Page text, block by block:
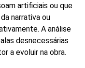
artificiais ou que
narrativa ou
A análise
desnecessárias
a evoluir na obra.